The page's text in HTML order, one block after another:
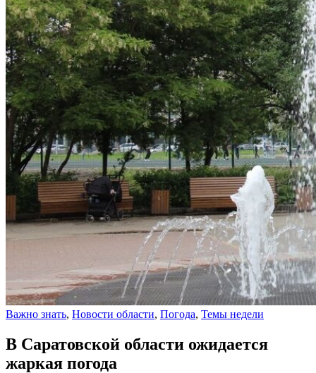
Важно знать, Новости области, Погода, Темы недели
В Саратовской области ожидается
жаркая погода